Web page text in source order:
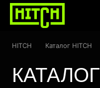
HITCH Каталог HITCH
КАТАЛОГ